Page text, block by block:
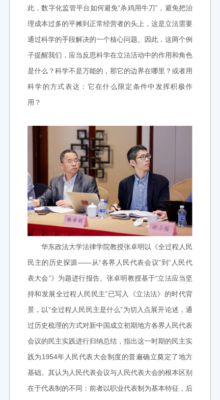
此，数字化监管平台如何避免“杀鸡用牛刀”，避免把治
理成本过多的平摊到正常经营者的头上，这是立法需要
通过科学的手段解决的一个核心问题。因此，这两个例
子提醒我们，应当反思科学在立法活动中的作用和角色
是什么？科学不是万能的，那它的边界在哪里？或者用
科学的方式表达：它在什么限定条件中发挥积极作
用？
华东政法大学法律学院教授张卓明以《全过程人民
民主的历史探源——从“各界人民代表会议”到“人民代
表大会”》为题进行报告。 张卓明教授基于“立法应当坚
持和发展全过程人民民主”已写入《立法法》的时代背
景，以“全过程人民民主是什么”为切入点展开论述，通
过历史梳理的方式对新中国成立初期地方各界人民代表
会议的民主实践进行归纳总结，指出这一时期的民主实
践为1954年人民代表大会制度的普遍确立奠定了地方
基础。其认为人民代表会议与人民代表大会的根本区别
在于代表制的不同：前者以职业代表制为基本特征，后